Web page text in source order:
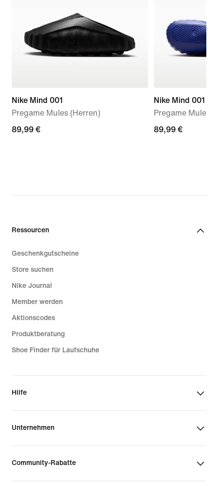
Nike Mind 001
Pregame Mules (Herren)
89,99 €
89,99 €
Nike Mind 001
Pregame Mule
89,99 €
89,99 €
Ressourcen
Geschenkgutscheine
Store suchen
Nike Journal
Member werden
Aktionscodes
Produktberatung
Shoe Finder für Laufschuhe
Hilfe
Unternehmen
Community-Rabatte